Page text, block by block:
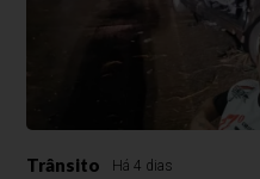
Trânsito Há 4 dias